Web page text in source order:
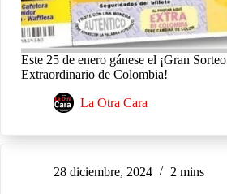
Este 25 de enero gánese el ¡Gran Sorteo
Extraordinario de Colombia!
La Otra Cara
28 diciembre, 2024 2 mins